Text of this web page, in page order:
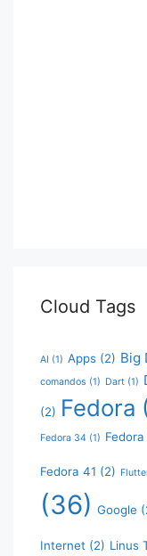
Cloud Tags
AI (1) Apps (2) Big
comandos (1) Dart (1)
(2) Fedora
Fedora 34 (1)
Fedora 41 (2)
(36) Google
Internet (2) Linus